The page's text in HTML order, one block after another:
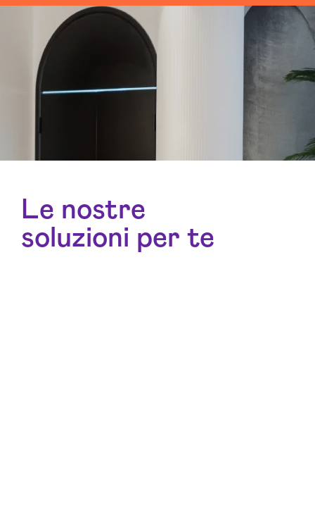
Le nostre
soluzioni per te